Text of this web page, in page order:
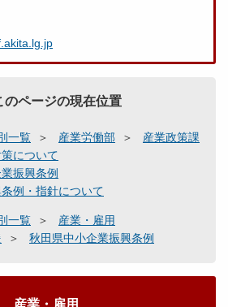
のページの現在位置
一覧 産業労働部
産業政策課
について
振興条例
例・指針について
一覧
産業・雇用
秋田県中小企業振興条例
産業・雇用